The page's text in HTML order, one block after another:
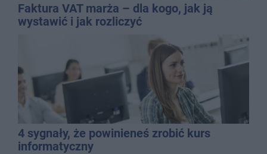
Faktura VAT marża – dla kogo, jak ją
wystawić i jak rozliczyć
4 sygnały, że powinieneś zrobić kurs
informatyczny